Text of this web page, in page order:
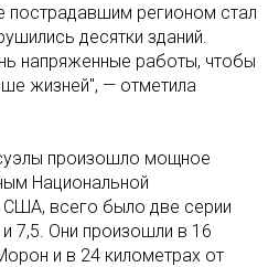
пострадавшим регионом стал
десятки зданий.
напряженные работы, чтобы
жизней", — отметила
произошло мощное
Национальной
всего было две серии
7,5. Они произошли в 16
и в 24 километрах от